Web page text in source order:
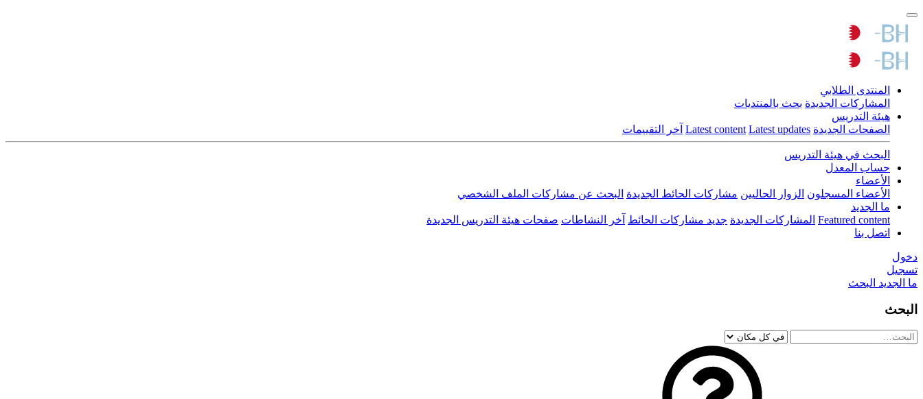
المنتدى الطلابي
المشاركات الجديدة بحث بالمنتديات
هيئة التدريس
الصفحات الجديدة
Latest content Latest updates آخر التقييمات
البحث في هيئة التدريس
حساب المعدل
الأعضاء
الأعضاء المسجلون الزوار الحاليين مشاركات الحائط الجديدة البحث عن مشاركات الملف الشخصي
ما الجديد
Featured content المشاركات الجديدة جديد مشاركات الحائط آخر النشاطات صفحات هيئة التدريس الجديدة
اتصل بنا
دخول
تسجيل
ما الجديد البحث
البحث